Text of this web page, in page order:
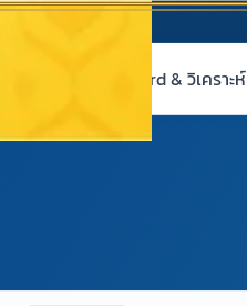
Dashboard & วิเคราะห์